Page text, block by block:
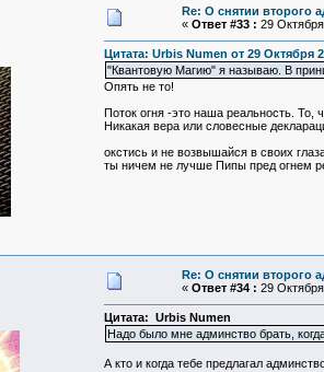
Re: О снятии второго
« Ответ #33 : 29
Цитата: Urbis Numen от 29 Октября
"Квантовую Магию" я называю. В
Опять не то!
Поток огня -это наша реальность.
Никакая вера или словесные
окстись и не возвышайся в своих
ты ничем не лучше Пипы пред огнем
Re: О снятии второго
« Ответ #34 : 29
Цитата: Urbis Numen
Надо было мне админство брать,
А кто и когда тебе предлагал